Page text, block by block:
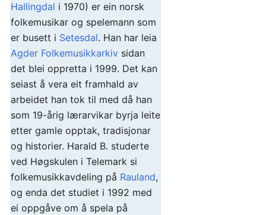
Hallingdal i 1970) er ein norsk
folkemusikar og spelemann som
er busett i Setesdal. Han har leia
Agder Folkemusikkarkiv sidan
det blei oppretta i 1999. Det kan
seiast å vera eit framhald av
arbeidet han tok til med då han
som 19-årig lærarvikar byrja leite
etter gamle opptak, tradisjonar
og historier. Harald B. studerte
ved Høgskulen i Telemark si
folkemusikkavdeling på Rauland,
og enda det studiet i 1992 med
ei oppgåve om å spela på